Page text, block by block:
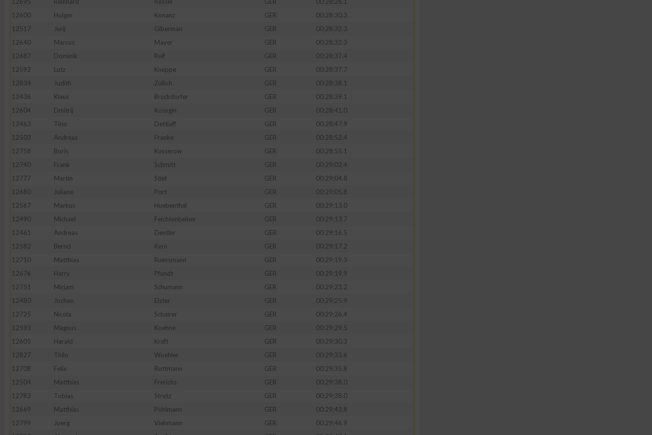
12600
Holger Konanz GER
00:28:30.3
12517
Jurij Giberman GER
00:28:32.3
12640
Marcus Mayer GER
00:28:32.3
12687
Dominik Reif GER
00:28:37.4
12592
Lutz Kneppe GER
00:28:37.7
12834
Judith Züllich GER
00:28:38.1
12436
Klaus Bruckdorfer GER
00:28:39.1
12604
Dmitrij Kosygin GER
00:28:41.0
12463
Tino Dettlaff GER
00:28:47.9
12503
Andreas Franke GER
00:28:52.4
12758
Boris Kusserow GER
00:28:55.1
12740
Frank Schmitt GER
00:29:02.4
12777
Martin Stief GER
00:29:04.8
12680
Juliane Port GER
00:29:05.8
12567
Markus Huebenthal GER
00:29:13.0
12490
Michael Feichtenbeiner GER
00:29:13.7
12461
Andreas Dentler GER
00:29:16.5
12582
Bernd Kern GER
00:29:17.2
12710
Matthias Ruessmann GER
00:29:19.3
12676
Harry Pfundt GER
00:29:19.9
12751
Mirjam Schumann GER
00:29:23.2
12480
Jochen Elster GER
00:29:25.9
12725
Nicola Schairer GER
00:29:26.4
12593
Magnus Koehne GER
00:29:29.5
12605
Harald Kraft GER
00:29:30.3
12827
Thilo Woehler GER
00:29:33.6
12708
Felix Rottmann GER
00:29:35.8
12504
Matthias Frerichs GER
00:29:38.0
12782
Tobias Stretz GER
00:29:38.0
12669
Matthias Pöhlmann GER
00:29:43.8
12799
Joerg Viehmann GER
00:29:46.9
Erstellung von Profilen zur Personalisierung von Inhalten
Messung der Werbeleistung
Messung der Performance von Inhalten
Analyse von Zielgruppen durch Statistiken oder Kombinationen von Daten aus
Entwicklung und Verbesserung der Angebote
IAB-Besonderheiten:
Geräte anhand von aktiv angeforderten Informationen identifizieren
Nicht-IAB-Verarbeitungszwecke:
Notwendig
Performance
Funktional